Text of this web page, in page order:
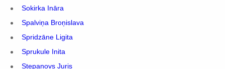
Sokirka Ināra
Spalviņa Broņislava
Spridzāne Ligita
Sprukule Inita
Stepanovs Juris